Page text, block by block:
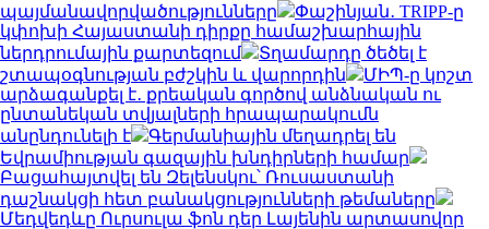
պայմանավորվածությունները
Փաշինյան․ TRIPP-ը
կփոխի Հայաստանի դիրքը համաշխարհային
ներդրումային քարտեզում
Տղամարդը ծեծել է
շտապօգնության բժշկին և վարորդին
ՄԻՊ-ը կոշտ
արձագանքել է․ քրեական գործով անձնական ու
ընտանեկան տվյալների հրապարակումն
անընդունելի է
Գերմանիային մեղադրել են
Եվրամիության գազային խնդիրների համար
Բացահայտվել են Զելենսկու՝ Ռուսաստանի
դաշնակցի հետ բանակցությունների թեմաները
Մեդվեդևը Ուրսուլա ֆոն դեր Լայենին արտասովոր